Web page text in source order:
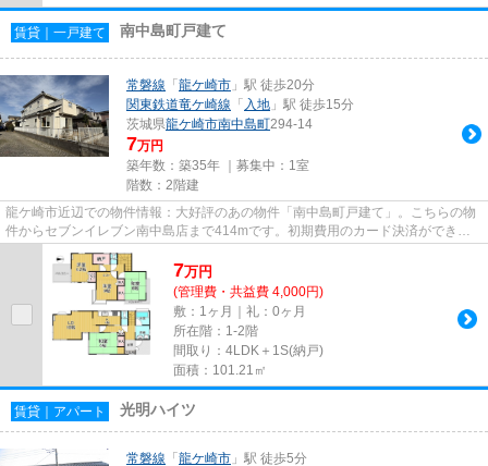
賃貸｜一戸建て 南中島町戸建て
常磐線 「 龍ケ崎市 」駅 徒歩20分
関東鉄道竜ケ崎線 「 入地 」駅 徒歩15分
茨城県龍ケ崎市南中島町294-14
7万円
築年数：築35年 ｜募集中： 1室
階数：2階建
龍ケ崎市近辺での物件情報：大好評のあの物件「南中島町戸建て」。こちらの物
件からセブンイレブン南中島店まで414mです。初期費用のカード決済ができま
す。周辺に2駅あるので電車通勤...
7万円
(管理費・共益費 4,000円)
敷：1ヶ月｜礼：0ヶ月
所在階：1-2階
間取り：4LDK＋1S(納戸)
面積：101.21㎡
賃貸｜アパート 光明ハイツ
常磐線 「 龍ケ崎市 」駅 徒歩5分